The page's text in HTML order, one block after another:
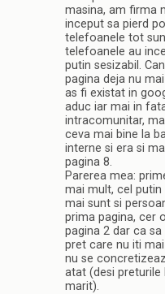
masina, am firma
inceput sa pierd
telefoanele tot
telefoanele au
putin sesizabil.
pagina deja nu
as fi existat in
aduc iar mai in
intracomunitar,
ceva mai bine la
interne si era si
pagina 8.
Parerea mea:
mai mult, cel
mai sunt si
prima pagina, cer
pagina 2 dar ca
pret care nu iti
nu se
atat (desi preturile
marit).